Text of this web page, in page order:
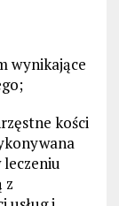
wynikające
kości
leczeniu
z